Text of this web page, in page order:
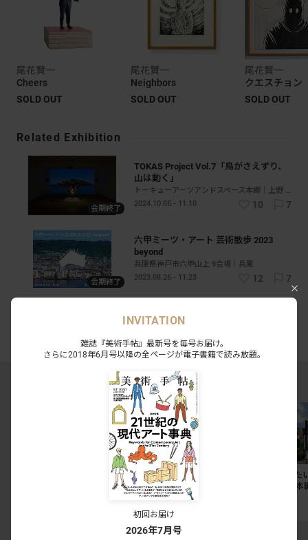
尾花賢一
Cheers
SOLD OUT
尾花賢一
Neighbors
SOLD OUT
尾花賢一
クエスチョン
SOLD OUT
Related Exhibition
会期終了
TOKAS Project Vol.7「鳥がさえずり、
山は動く」
トーキョーアーツアンドスペース本郷｜上野 - 日暮里 - 秋葉原｜東京
2024.10.05 - 11.10
10 7
会期終了
六甲ミーツ・アート 芸術散歩 2023
beyond
兵庫県神戸市六甲山上 9会場｜兵庫
2023.08.26 - 11.23
12 7
MAGAZINE RANKING TOP5
夏休みに見たい展覧会ベス
「私たちはまだ、戦いの途
中にいる」。リンダー・ス
ターリングが語る、表現と
SPECIAL
夏休みに見た
ト10（東日本
INVITATION
雑誌『美術手帖』最新号を毎号お届け。
さらに2018年6月号以降の全ページが電子書籍で読み放題。
初回お届け
2026年7月号